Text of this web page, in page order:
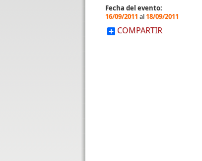
Fecha del evento:
16/09/2011 al 18/09/2011
COMPARTIR